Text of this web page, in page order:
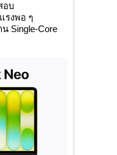
อบ
รงพอ ๆ
Single-Core